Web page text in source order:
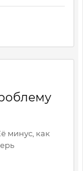
минус, как